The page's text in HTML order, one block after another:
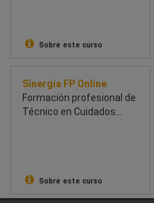
Sobre este curso
Sinergia FP Online
Formación profesional de
Técnico en Cuidados
Sobre este curso